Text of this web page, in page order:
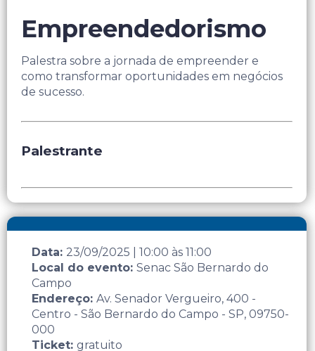
Empreendedorismo
Palestra sobre a jornada de empreender e
como transformar oportunidades em negócios
de sucesso.
Palestrante
Data: 23/09/2025 10:00 às 11:00
Local do evento: Senac São Bernardo do
Campo
Endereço: Av. Senador Vergueiro, 400 -
Centro - São Bernardo do Campo - SP, 09750-
000
Ticket: gratuito